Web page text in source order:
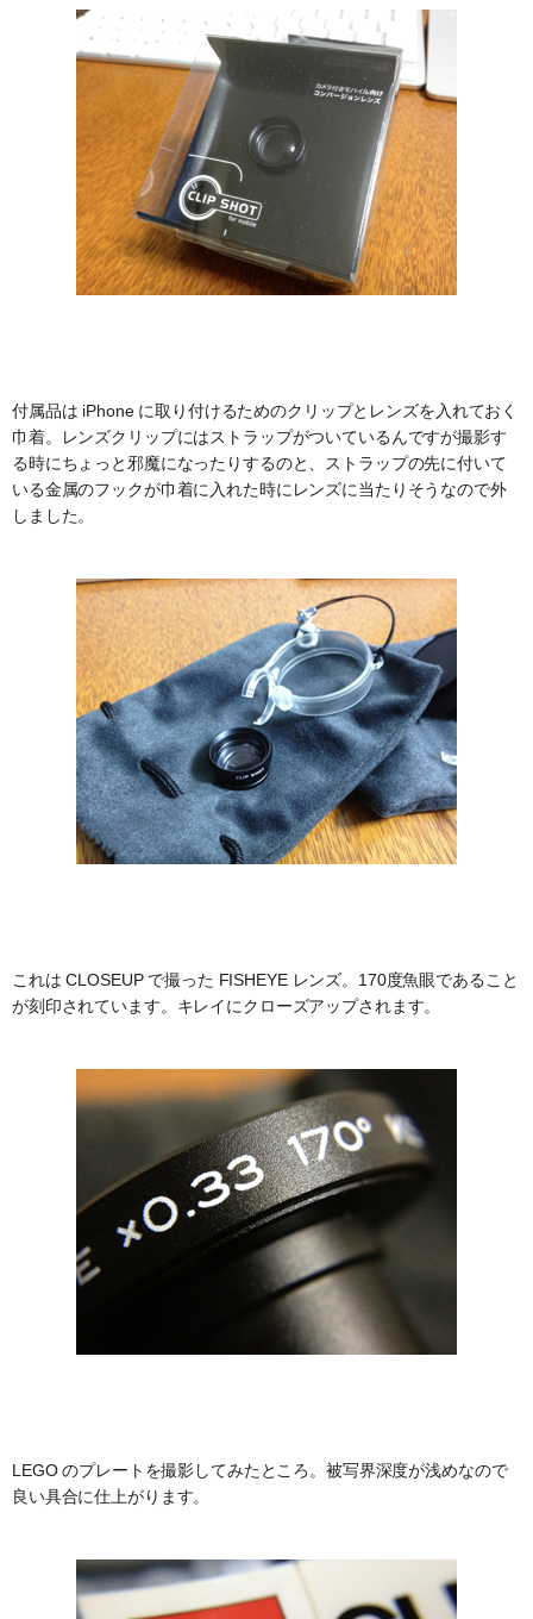
付属品は iPhone に取り付けるためのクリップとレンズを入れておく
巾着。レンズクリップにはストラップがついているんですが撮影す
る時にちょっと邪魔になったりするのと、ストラップの先に付いて
いる金属のフックが巾着に入れた時にレンズに当たりそうなので外
しました。
これは CLOSEUP で撮った FISHEYE レンズ。170度魚眼であること
が刻印されています。キレイにクローズアップされます。
LEGO のプレートを撮影してみたところ。被写界深度が浅めなので
良い具合に仕上がります。